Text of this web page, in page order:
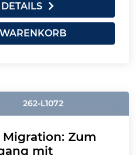
262-L1072
Zum
mit